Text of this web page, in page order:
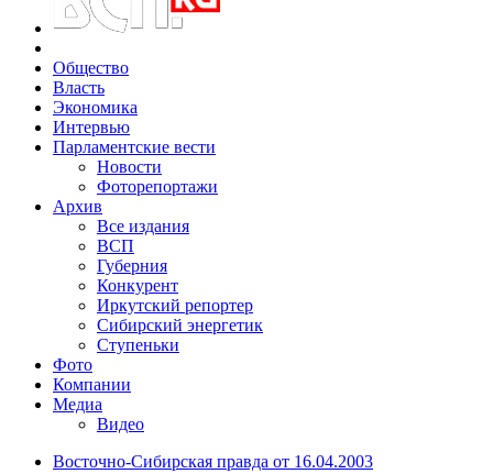
Общество
Власть
Экономика
Интервью
Парламентские вести
Новости
Фоторепортажи
Архив
Все издания
ВСП
Губерния
Конкурент
Иркутский репортер
Сибирский энергетик
Ступеньки
Фото
Компании
Медиа
Видео
Восточно-Сибирская правда от 16.04.2003